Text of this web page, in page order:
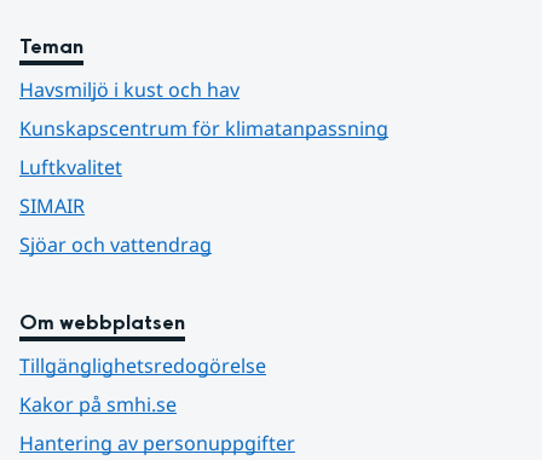
Teman
Havsmiljö i kust och hav
Kunskapscentrum för klimatanpassning
Luftkvalitet
SIMAIR
Sjöar och vattendrag
Om webbplatsen
Tillgänglighetsredogörelse
Kakor på smhi.se
Hantering av personuppgifter